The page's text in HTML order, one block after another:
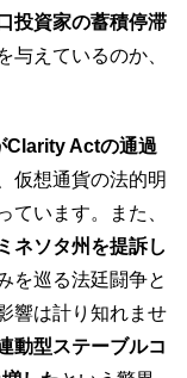
投資家の蓄積停滞
与えているのか、
Clarity Actの通過
仮想通貨の法的明
ています。また、
ネソタ州を提訴し
を巡る法廷闘争と
響は計り知れませ
動型ステーブルコ